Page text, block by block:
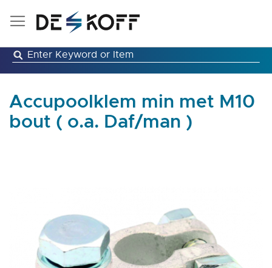
Ga
inhoud
Accupoolklem min met M10
bout ( o.a. Daf/man )
afbeeldingen-